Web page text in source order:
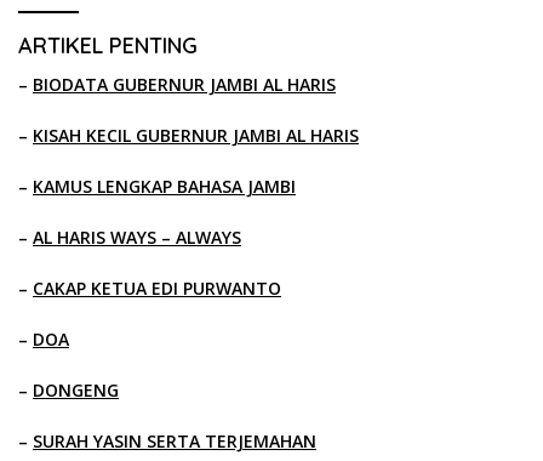
ARTIKEL PENTING
– BIODATA GUBERNUR JAMBI AL HARIS
– KISAH KECIL GUBERNUR JAMBI AL HARIS
– KAMUS LENGKAP BAHASA JAMBI
– AL HARIS WAYS – ALWAYS
– CAKAP KETUA EDI PURWANTO
– DOA
– DONGENG
– SURAH YASIN SERTA TERJEMAHAN